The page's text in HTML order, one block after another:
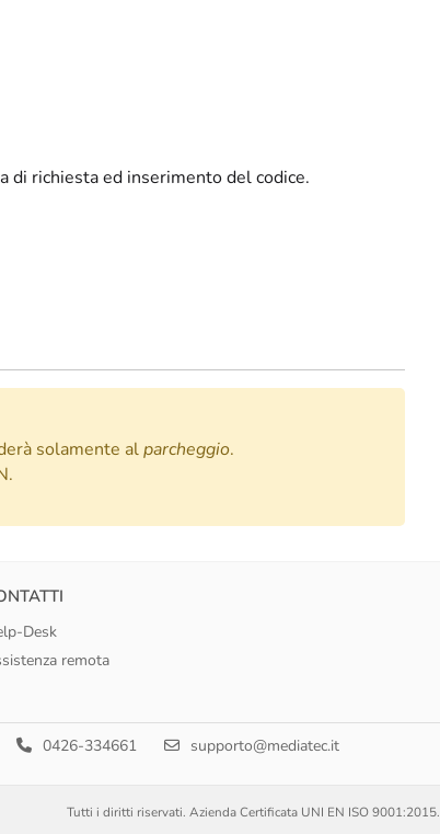
richiesta ed inserimento del codice.
solamente alparcheggio.
Desk
remota
0426-334661 supporto@mediatec.it
Tutti i diritti riservati. Azienda Certificata UNI EN ISO 9001:2015.